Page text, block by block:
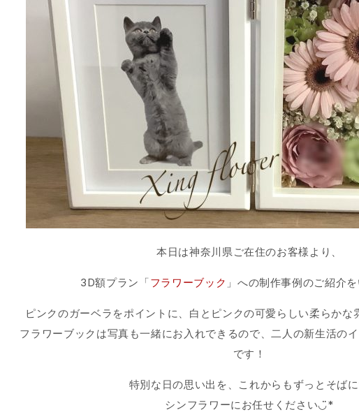
本日は神奈川県ご在住のお客様より、
3D額プラン「フラワーブック 」への制作事例のご紹介
ピンクのガーベラをポイントに、白とピンクの可愛らしい柔らか
フラワーブックは写真も一緒にお入れできるので、二人の新生活の
です！
特別な日の思い出を、これからもずっとそば
シンフラワーにお任せください◡̈*